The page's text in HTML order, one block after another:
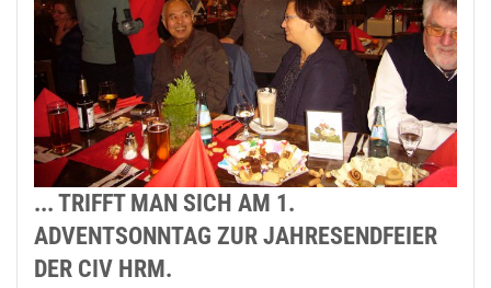
... TRIFFT MAN SICH AM 1.
ADVENTSONNTAG ZUR JAHRESENDFEIER
DER CIV HRM.